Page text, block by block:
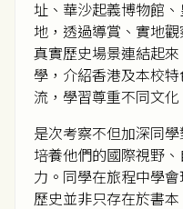
址、華沙起義博物館
地，透過導賞、實地
真實歷史場景連結起
學，介紹香港及本校
流，學習尊重不同文化
是次考察不但加深同
培養他們的國際視野
力。同學在旅程中學
歷史並非只存在於書